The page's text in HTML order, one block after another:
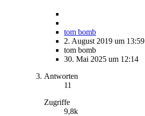
tom bomb
2. August 2019 um 13:59
tom bomb
30. Mai 2025 um 12:14
Antworten
11
Zugriffe
9,8k